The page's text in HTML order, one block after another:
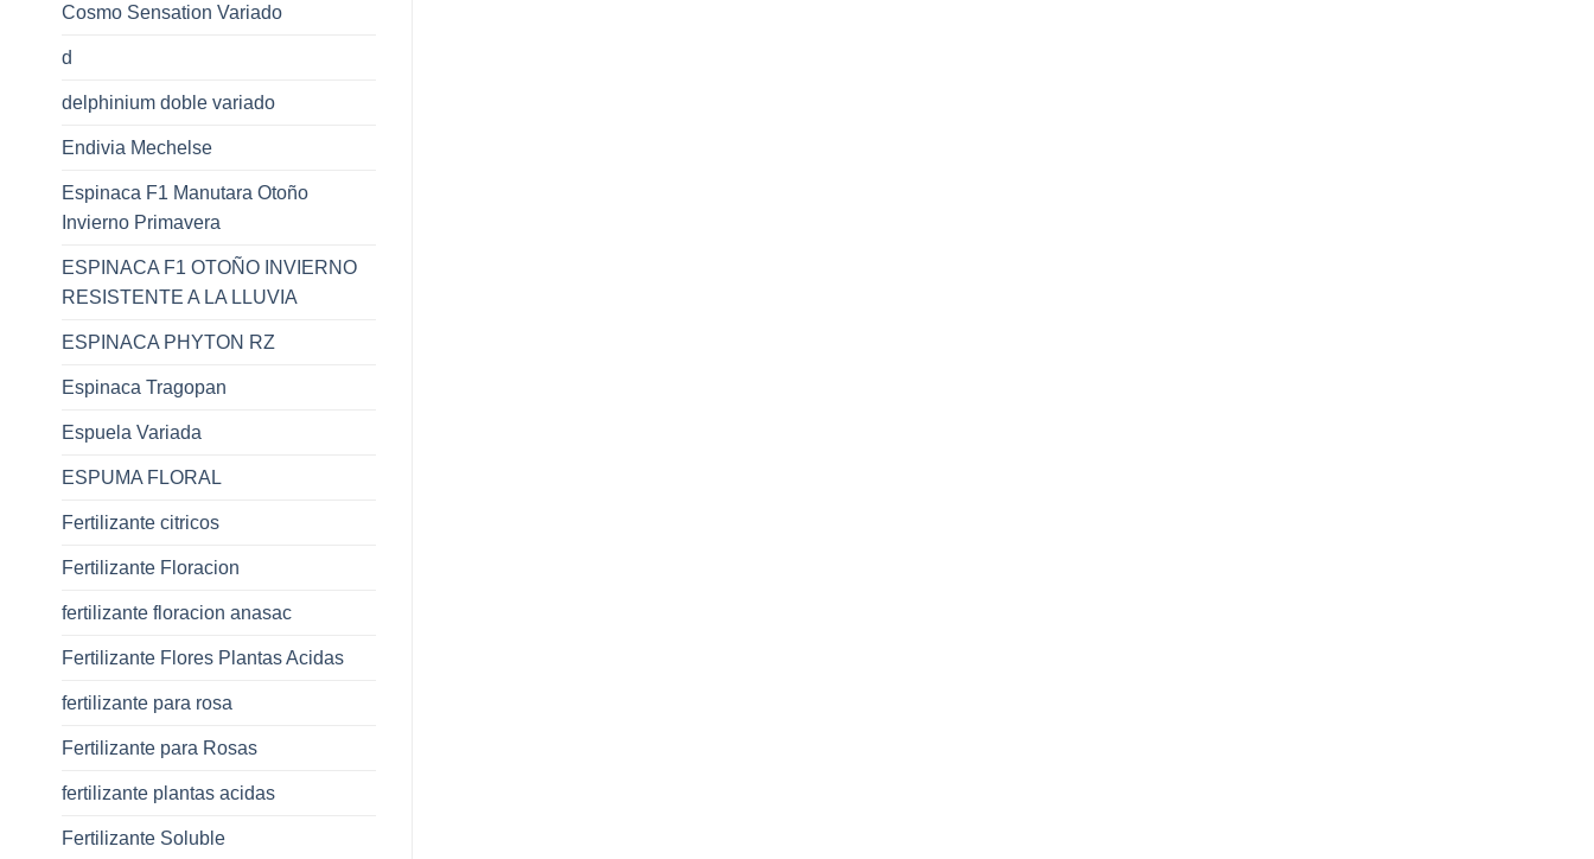
Cosmo Sensation Variado
d
delphinium doble variado
Endivia Mechelse
Espinaca F1 Manutara Otoño
Invierno Primavera
ESPINACA F1 OTOÑO INVIERNO
RESISTENTE A LA LLUVIA
ESPINACA PHYTON RZ
Espinaca Tragopan
Espuela Variada
ESPUMA FLORAL
Fertilizante citricos
Fertilizante Floracion
fertilizante floracion anasac
Fertilizante Flores Plantas Acidas
fertilizante para rosa
Fertilizante para Rosas
fertilizante plantas acidas
Fertilizante Soluble